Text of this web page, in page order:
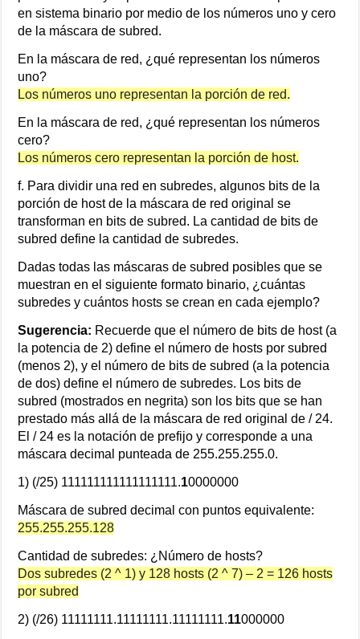
en sistema binario por medio de los números uno y cero
de la máscara de subred.
En la máscara de red, ¿qué representan los números
uno?
Los números uno representan la porción de red.
En la máscara de red, ¿qué representan los números
cero?
Los números cero representan la porción de host.
f. Para dividir una red en subredes, algunos bits de la
porción de host de la máscara de red original se
transforman en bits de subred. La cantidad de bits de
subred define la cantidad de subredes.
Dadas todas las máscaras de subred posibles que se
muestran en el siguiente formato binario, ¿cuántas
subredes y cuántos hosts se crean en cada ejemplo?
Sugerencia: Recuerde que el número de bits de host (a
la potencia de 2) define el número de hosts por subred
(menos 2), y el número de bits de subred (a la potencia
de dos) define el número de subredes. Los bits de
subred (mostrados en negrita) son los bits que se han
prestado más allá de la máscara de red original de / 24.
El / 24 es la notación de prefijo y corresponde a una
máscara decimal punteada de 255.255.255.0.
1) (/25) 111111111111111111.10000000
Máscara de subred decimal con puntos equivalente:
255.255.255.128
Cantidad de subredes: ¿Número de hosts?
Dos subredes (2 ^ 1) y 128 hosts (2 ^ 7) – 2 = 126 hosts
por subred
2) (/26) 11111111.11111111.11111111.11000000